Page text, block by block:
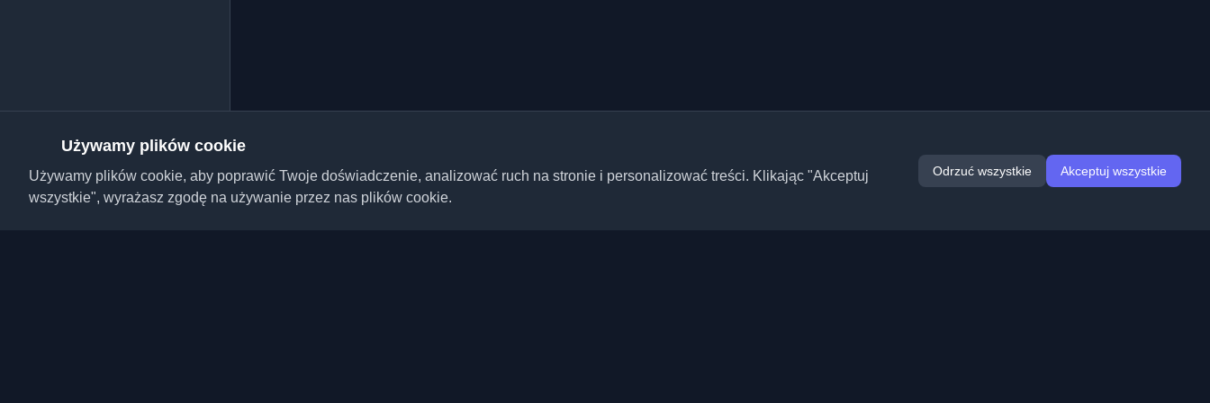
Używamy plików cookie
Używamy plików cookie, aby poprawić Twoje doświadczenie, analizować ruch na stronie i personalizować treści. Klikając "Akceptuj
wszystkie", wyrażasz zgodę na używanie przez nas plików cookie.
Odrzuć wszystkie Akceptuj wszystkie